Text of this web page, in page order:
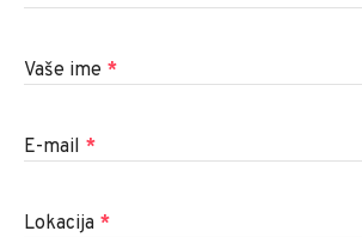
Vaše ime *
E-mail *
Lokacija *